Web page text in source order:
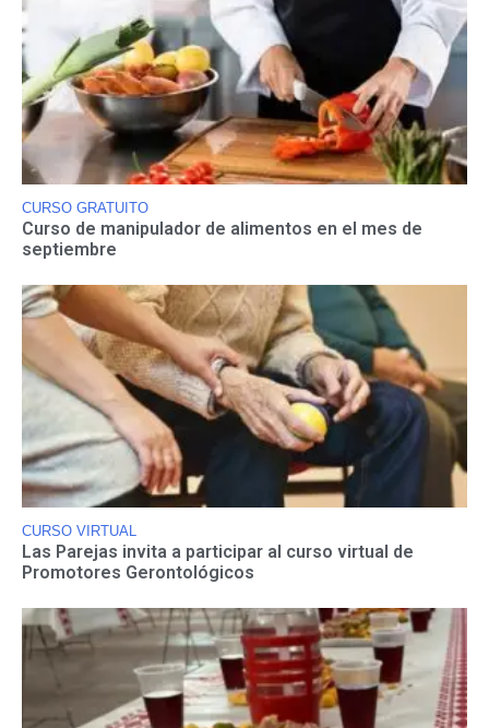
CURSO GRATUITO
Curso de manipulador de alimentos en el mes de
septiembre
CURSO VIRTUAL
Las Parejas invita a participar al curso virtual de
Promotores Gerontológicos